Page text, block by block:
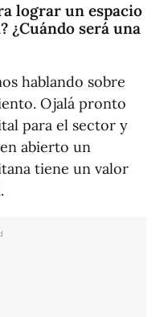
lograr un espacio
¿Cuándo será una
hablando sobre
Ojalá pronto
para el sector y
abierto un
tiene un valor